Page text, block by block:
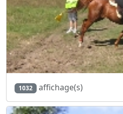
1032 affichage(s)